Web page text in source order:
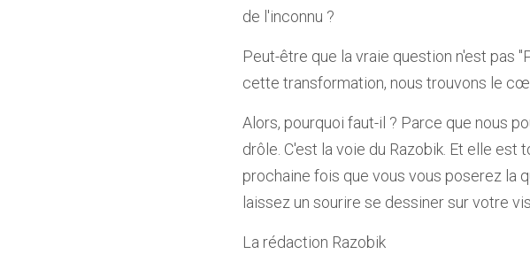
de l'inconnu ?
Peut-être que la vraie question n'est pas
cette transformation, nous trouvons le
Alors, pourquoi faut-il ? Parce que nous
drôle. C'est la voie du Razobik. Et elle
prochaine fois que vous vous poserez la
laissez un sourire se dessiner sur votre
La rédaction Razobik